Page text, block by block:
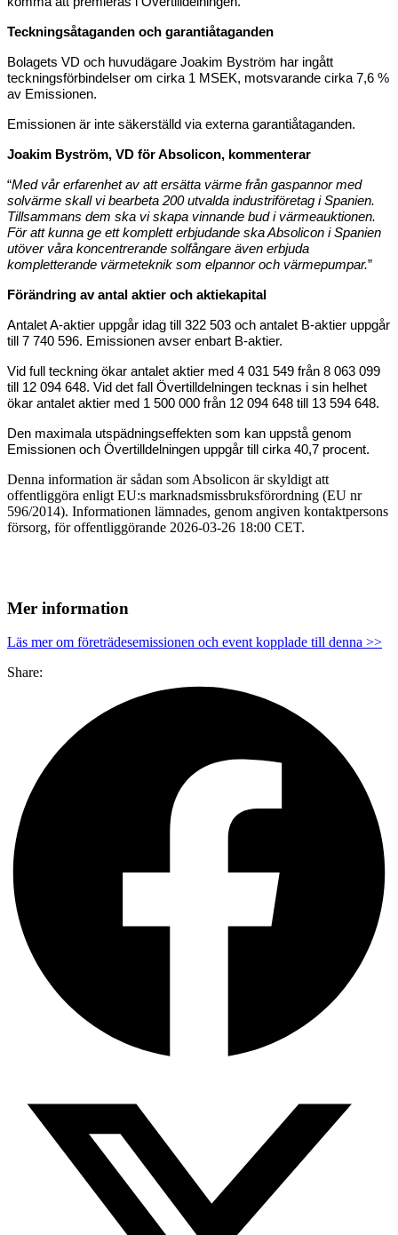
Teckningsåtaganden och garantiåtaganden
Bolagets VD och huvudägare Joakim Byström har ingått
teckningsförbindelser om cirka 1 MSEK, motsvarande cirka 7,6 %
av Emissionen.
Emissionen är inte säkerställd via externa garantiåtaganden.
Joakim Byström, VD för Absolicon, kommenterar
“Med vår erfarenhet av att ersätta värme från gaspannor med
solvärme skall vi bearbeta 200 utvalda industriföretag i Spanien.
Tillsammans dem ska vi skapa vinnande bud i värmeauktionen.
För att kunna ge ett komplett erbjudande ska Absolicon i Spanien
utöver våra koncentrerande solfångare även erbjuda
kompletterande värmeteknik som elpannor och värmepumpar.”
Förändring av antal aktier och aktiekapital
Antalet A-aktier uppgår idag till 322 503 och antalet B-aktier uppgår
till 7 740 596. Emissionen avser enbart B-aktier.
Vid full teckning ökar antalet aktier med 4 031 549 från 8 063 099
till 12 094 648. Vid det fall Övertilldelningen tecknas i sin helhet
ökar antalet aktier med 1 500 000 från 12 094 648 till 13 594 648.
Den maximala utspädningseffekten som kan uppstå genom
Emissionen och Övertilldelningen uppgår till cirka 40,7 procent.
Denna information är sådan som Absolicon är skyldigt att
offentliggöra enligt EU:s marknadsmissbruksförordning (EU nr
596/2014). Informationen lämnades, genom angiven kontaktpersons
försorg, för offentliggörande 2026-03-26 18:00 CET.
Mer information
Läs mer om företrädesemissionen och event kopplade till denna >>
Share: